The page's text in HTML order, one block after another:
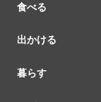
食べる
出かける
暮らす